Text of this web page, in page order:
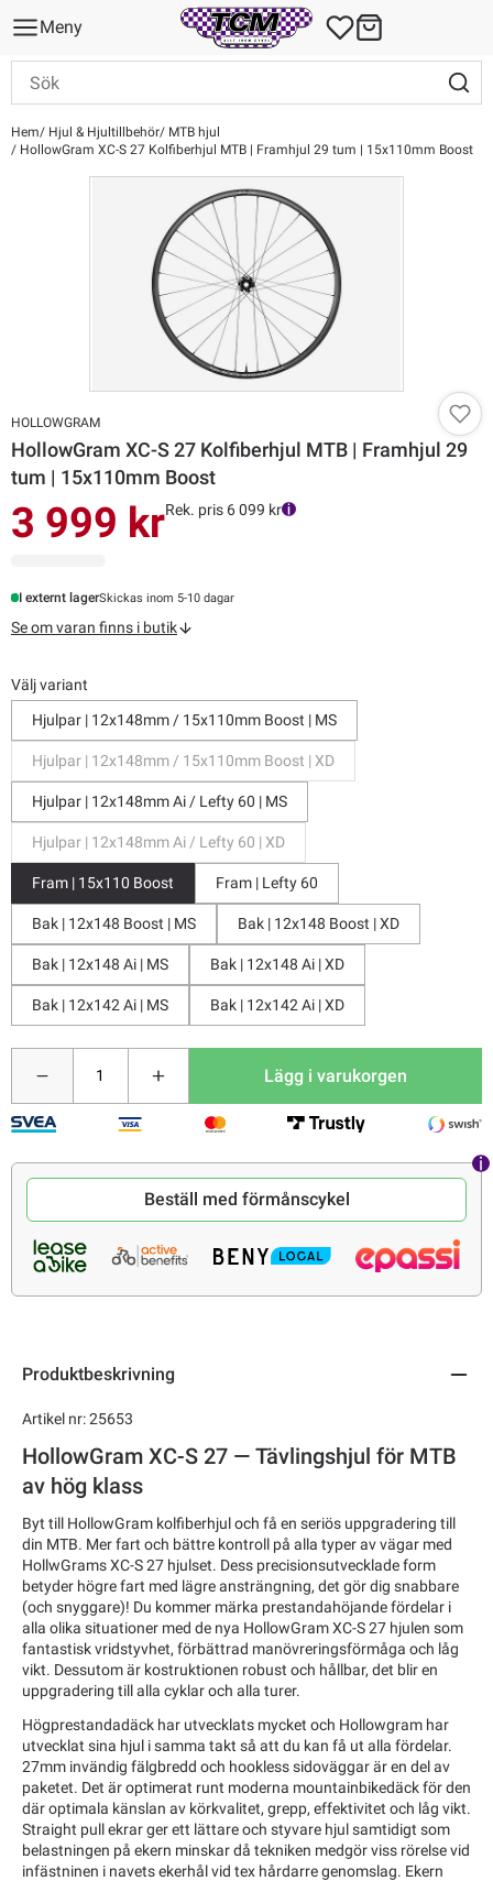
Meny
Hem Hjul & Hjultillbehör
MTB hjul
HollowGram XC-S 27 Kolfiberhjul MTB | Framhjul 29 tum | 15x110mm Boost
HOLLOWGRAM
HollowGram XC-S 27 Kolfiberhjul MTB | Framhjul 29
tum | 15x110mm Boost
3 999 krRek. pris 6 099 kr
I externt lagerSkickas inom 5-10 dagar
Se om varan finns i butik
Välj variant
Hjulpar | 12x148mm / 15x110mm Boost | MS
Hjulpar | 12x148mm / 15x110mm Boost | XD
Hjulpar | 12x148mm Ai / Lefty 60 | MS
Hjulpar | 12x148mm Ai / Lefty 60 | XD
Fram | 15x110 Boost Fram | Lefty 60
Bak | 12x148 Boost | MS Bak | 12x148 Boost | XD
Bak | 12x148 Ai | MS Bak | 12x148 Ai | XD
Bak | 12x142 Ai | MS Bak | 12x142 Ai | XD
Lägg i varukorgen
Beställ med förmånscykel
Produktbeskrivning
Artikel nr: 25653
HollowGram XC-S 27 — Tävlingshjul för MTB
av hög klass
Byt till HollowGram kolfiberhjul och få en seriös uppgradering till
din MTB. Mer fart och bättre kontroll på alla typer av vägar med
HollwGrams XC-S 27 hjulset. Dess precisionsutvecklade form
betyder högre fart med lägre ansträngning, det gör dig snabbare
(och snyggare)! Du kommer märka prestandahöjande fördelar i
alla olika situationer med de nya HollowGram XC-S 27 hjulen som
fantastisk vridstyvhet, förbättrad manövreringsförmåga och låg
vikt. Dessutom är kostruktionen robust och hållbar, det blir en
uppgradering till alla cyklar och alla turer.
Högprestandadäck har utvecklats mycket och Hollowgram har
utvecklat sina hjul i samma takt så att du kan få ut alla fördelar.
27mm invändig fälgbredd och hookless sidoväggar är en del av
paketet. Det är optimerat runt moderna mountainbikedäck för den
där optimala känslan av körkvalitet, grepp, effektivitet och låg vikt.
Straight pull ekrar ger ett lättare och styvare hjul samtidigt som
belastningen på ekern minskar då tekniken medgör viss rörelse vid
infästninen i navets ekerhål vid tex hårdarre genomslag. Ekern